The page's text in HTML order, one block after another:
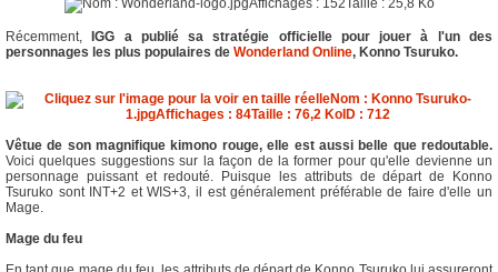
Récemment,
IGG a publié sa stratégie officielle pour jouer à l'un des
personnages les plus populaires de Wonderland Online, Konno Tsuruko.
Vêtue de son magnifique kimono rouge, elle est aussi belle que redoutable.
Voici quelques suggestions sur la façon de la former pour qu'elle devienne un
personnage puissant et redouté. Puisque les attributs de départ de Konno
Tsuruko sont INT+2 et WIS+3, il est généralement préférable de faire d'elle un
Mage.
Mage du feu